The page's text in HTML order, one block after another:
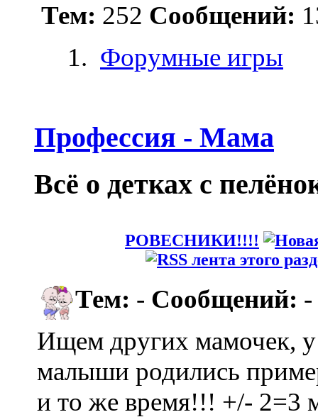
Тем: 252 Сообщений:
Форумные игры
Профессия - Мама
Всё о детках с
РОВЕСНИКИ!!!!
Тем: - Сообщений: -
Ищем других мамочек,
малыши родились
и то же время!!! +/- 2=3